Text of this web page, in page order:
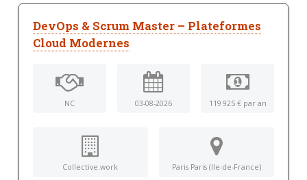
DevOps & Scrum Master – Plateformes
Cloud Modernes
NC 03-08-2026 119 925 € par an
Collective.work Paris Paris (Ile-de-France)